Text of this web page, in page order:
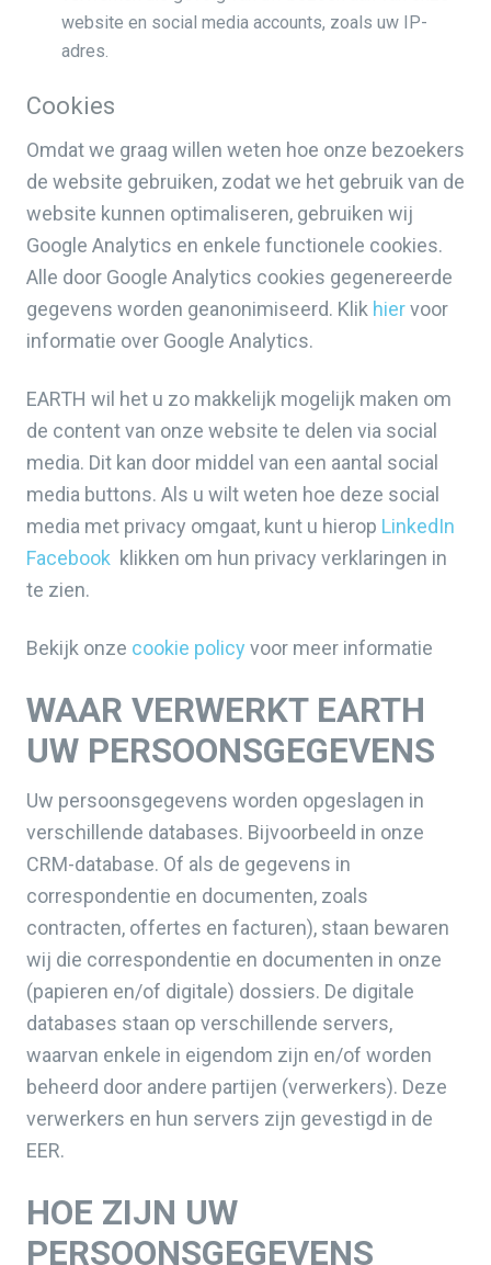
website en social media accounts, zoals uw IP-
adres.
Cookies
Omdat we graag willen weten hoe onze bezoekers
de website gebruiken, zodat we het gebruik van de
website kunnen optimaliseren, gebruiken wij
Google Analytics en enkele functionele cookies.
Alle door Google Analytics cookies gegenereerde
gegevens worden geanonimiseerd. Klik hiervoor
informatie over Google Analytics.
EARTH wil het u zo makkelijk mogelijk maken om
de content van onze website te delen via social
media. Dit kan door middel van een aantal social
media buttons. Als u wilt weten hoe deze social
media met privacy omgaat, kunt u hierop LinkedIn
Facebook klikken om hun privacy verklaringen in
te zien.
Bekijk onze cookie policy voor meer informatie
WAAR VERWERKT EARTH
UW PERSOONSGEGEVENS
Uw persoonsgegevens worden opgeslagen in
verschillende databases. Bijvoorbeeld in onze
CRM-database. Of als de gegevens in
correspondentie en documenten, zoals
contracten, offertes en facturen), staan bewaren
wij die correspondentie en documenten in onze
(papieren en/of digitale) dossiers. De digitale
databases staan op verschillende servers,
waarvan enkele in eigendom zijn en/of worden
beheerd door andere partijen (verwerkers). Deze
verwerkers en hun servers zijn gevestigd in de
EER.
HOE ZIJN UW
PERSOONSGEGEVENS